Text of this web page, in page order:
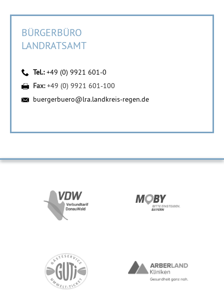
BÜRGERBÜRO
LANDRATSAMT
Tel.:+49 (0) 9921 601-0
Fax:+49 (0) 9921 601-100
buergerbuero@lra.landkreis-regen.de